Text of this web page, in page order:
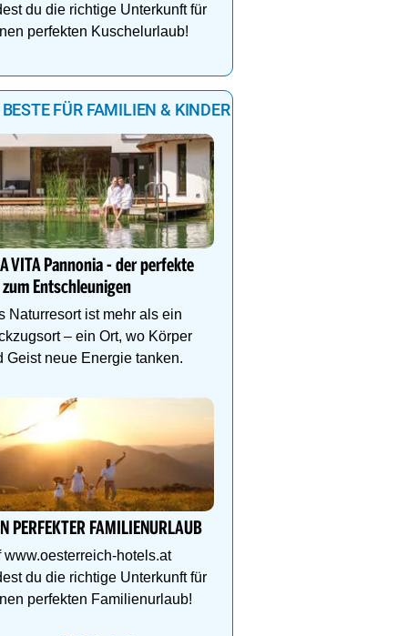
du die richtige Unterkunft für
perfekten Kuschelurlaub!
FÜR FAMILIEN & KINDER
VITA Pannonia - der perfekte
Entschleunigen
Naturresort ist mehr als ein
– ein Ort, wo Körper
Geist neue Energie tanken.
PERFEKTER FAMILIENURLAUB
www.oesterreich-hotels.at
du die richtige Unterkunft für
perfekten Familienurlaub!